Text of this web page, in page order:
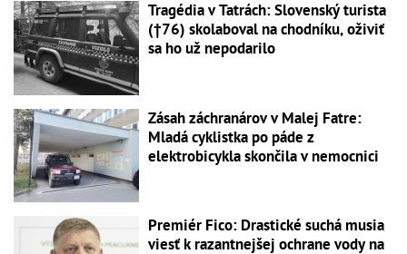
Tragédia v Tatrách: Slovenský turista
(†76) skolaboval na chodníku, oživiť
sa ho už nepodarilo
Zásah záchranárov v Malej Fatre:
Mladá cyklistka po páde z
elektrobicykla skončila v nemocnici
Premiér Fico: Drastické suchá musia
viesť k razantnejšej ochrane vody na